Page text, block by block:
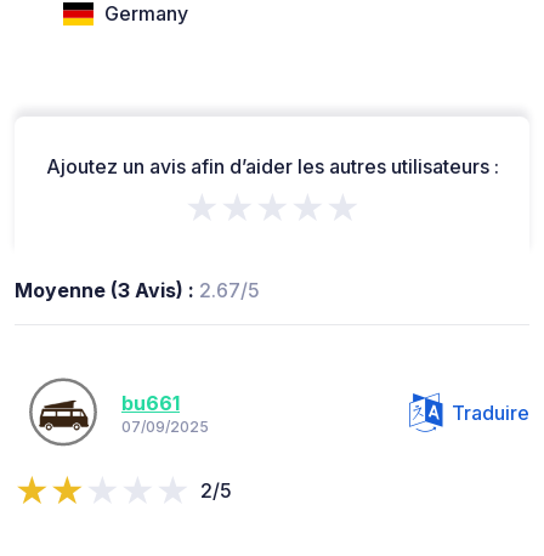
Germany
Ajoutez un avis afin d’aider les autres utilisateurs :
★★★★★
Moyenne (3 Avis) : 2.67/5
bu661
07/09/2025
Traduire
2/5